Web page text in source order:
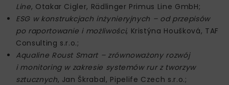
Line, Otakar Cigler, Rädlinger Primus Line GmbH;
ESG w konstrukcjach inżynieryjnych – od przepisów
po raportowanie i możliwości, Kristýna Houšková, TAF
Consulting s.r.o.;
Aqualine Roust Smart – zrównoważony rozwój
i monitoring w zakresie systemów rur z tworzyw
sztucznych, Jan Škrabal, Pipelife Czech s.r.o.;